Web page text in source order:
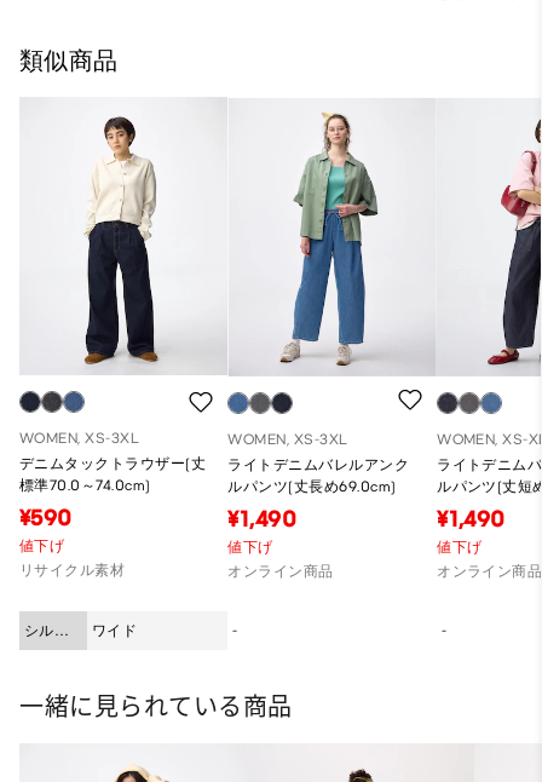
類似商品
WOMEN, XS-3XL
デニムタックトラウザー(丈
標準70.0～74.0cm)
¥590
値下げ
リサイクル素材
シルエ
ット
ワイド
WOMEN, XS-3XL
ライトデニムバレルアンク
ルパンツ(丈長め69.0cm)
¥1,490
値下げ
オンライン商品
-
WOMEN, XS-
ライトデニム
ルパンツ(丈短
¥1,490
値下げ
オンライン商品
-
一緒に見られている商品